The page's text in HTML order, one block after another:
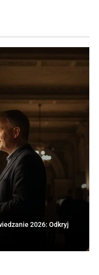
2026: Odkryj